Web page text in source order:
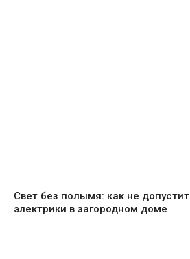
Свет без полымя: как не
электрики в загородном доме